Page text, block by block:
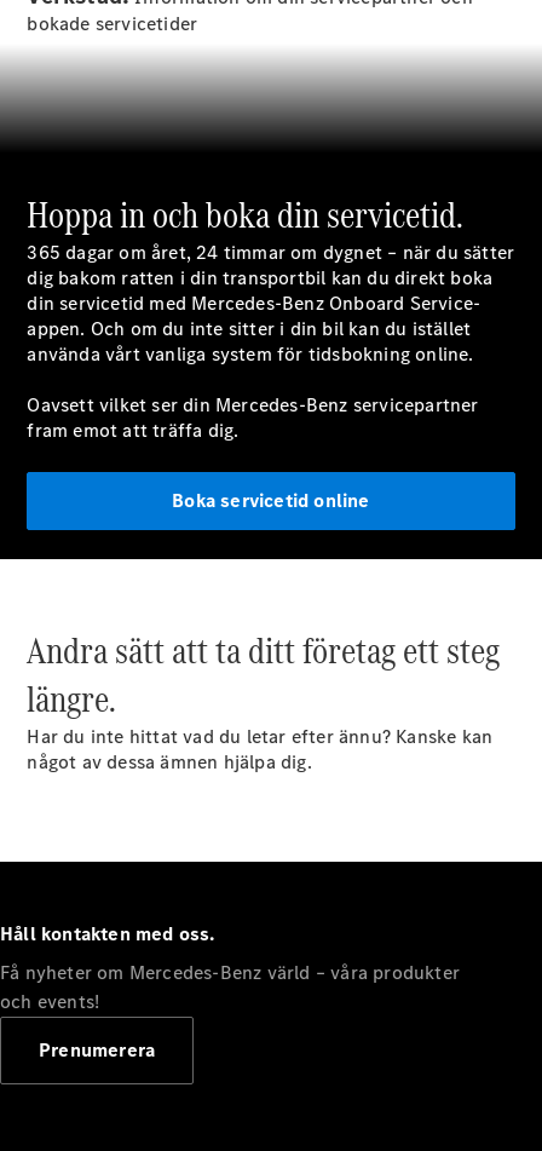
Citan
Alla Citan
Citan
Skåpbil
Citan
Tourer
Konfigurator
Hitta din
återförsäljare
Campingbilar
Familjebilar
Marco Polo
Horizon
Marco Polo
eSprinter
eSprinter
eSprinter
bokade servicetider
Hoppa in och boka din servicetid.
365 dagar om året, 24 timmar om dygnet – när du sätter
dig bakom ratten i din transportbil kan du direkt boka
din servicetid med Mercedes-Benz Onboard Service-
appen. Och om du inte sitter i din bil kan du istället
använda vårt vanliga system för tidsbokning online.
Oavsett vilket ser din Mercedes-Benz servicepartner
fram emot att träffa dig.
Boka servicetid online
Andra sätt att ta ditt företag ett steg
längre.
Har du inte hittat vad du letar efter ännu? Kanske kan
något av dessa ämnen hjälpa dig.
Håll kontakten med oss.
Få nyheter om Mercedes-Benz värld – våra produkter
och events!
Prenumerera